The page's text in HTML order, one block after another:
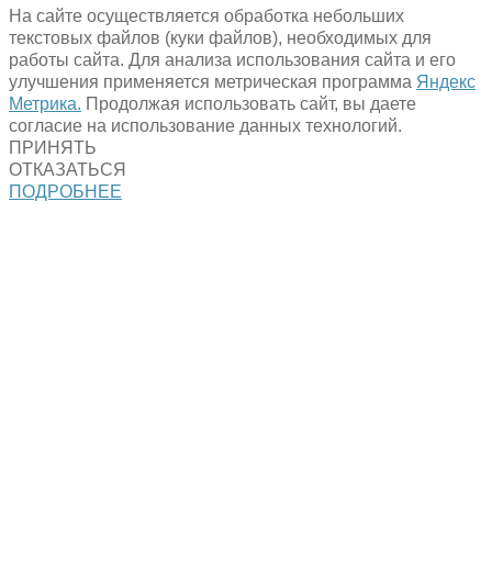
На сайте осуществляется обработка небольших
текстовых файлов (куки файлов), необходимых для
работы сайта. Для анализа использования сайта и его
улучшения применяется метрическая программа Яндекс
Метрика. Продолжая использовать сайт, вы даете
согласие на использование данных технологий.
ПРИНЯТЬ
ОТКАЗАТЬСЯ
ПОДРОБНЕЕ